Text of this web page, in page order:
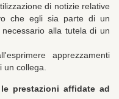
di notizie relative
che egli sia parte di un
alla tutela di un
apprezzamenti
collega.
prestazioni affidate ad